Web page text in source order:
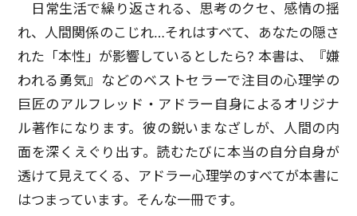
日常生活で繰り返される、思考のクセ、感情の揺
れ、人間関係のこじれ…それはすべて、あなたの隠さ
れた「本性」が影響しているとしたら? 本書は、『嫌
われる勇気』などのベストセラーで注目の心理学の
巨匠のアルフレッド・アドラー自身によるオリジナ
ル著作になります。彼の鋭いまなざしが、人間の内
面を深くえぐり出す。読むたびに本当の自分自身が
透けて見えてくる、アドラー心理学のすべてが本書に
はつまっています。そんな一冊です。